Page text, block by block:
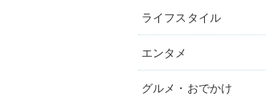
ライフスタイル
エンタメ
グルメ・おでかけ